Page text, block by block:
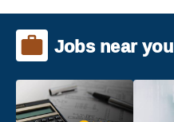
Jobs near you